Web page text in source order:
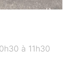
à 11h30